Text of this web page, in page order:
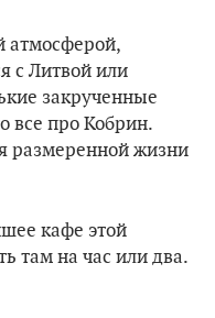
атмосферой,
с Литвой или
закрученные
все про Кобрин.
размеренной жизни
кафе этой
там на час или два.